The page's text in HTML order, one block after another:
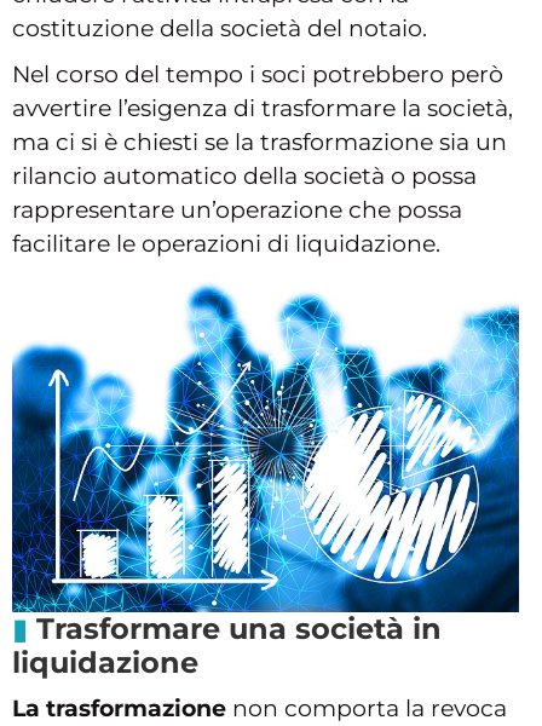
costituzione della società del notaio.
Nel corso del tempo i soci potrebbero però
avvertire l’esigenza di trasformare la società,
ma ci si è chiesti se la trasformazione sia un
rilancio automatico della società o possa
rappresentare un’operazione che possa
facilitare le operazioni di liquidazione.
Trasformare una società in
liquidazione
La trasformazione non comporta la revoca